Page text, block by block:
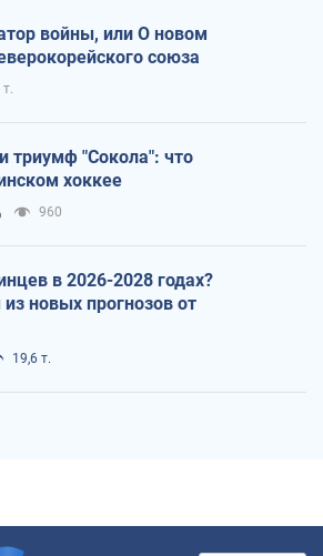
войны, или О новом
союза
триумф "Сокола": что
хоккее
960
в 2026-2028 годах?
новых прогнозов от
19,6 т.